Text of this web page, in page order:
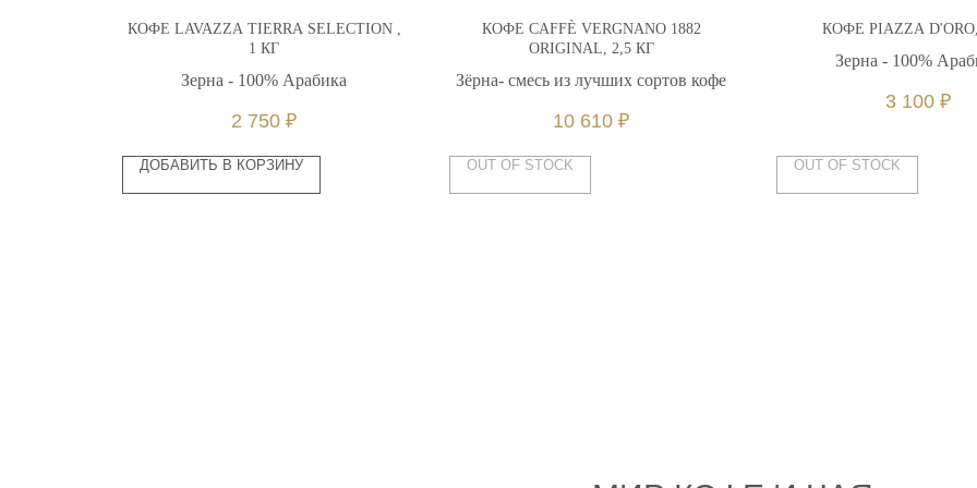
КОФЕ LAVAZZA TIERRA SELECTION ,
1 КГ
Зерна - 100% Арабика
2 750 ₽
ДОБАВИТЬ В КОРЗИНУ
КОФЕ CAFFÈ VERGNANO 1882
ORIGINAL, 2,5 КГ
Зёрна- смесь из лучших сортов кофе
10 610 ₽
OUT OF STOCK
КОФЕ PIAZZA
Зерна - 100%
3 100 ₽
OUT OF STOCK